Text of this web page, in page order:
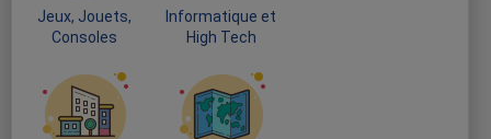
Jeux, Jouets,
Consoles
Informatique et
High Tech